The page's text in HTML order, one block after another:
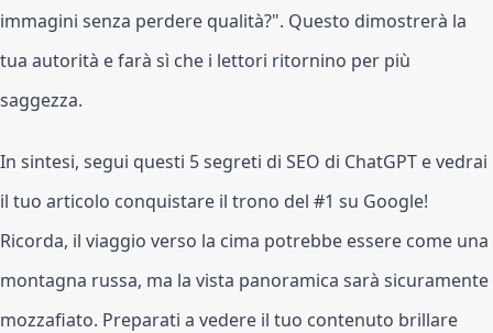
immagini senza perdere qualità?". Questo dimostrerà la
tua autorità e farà sì che i lettori ritornino per più
saggezza.
In sintesi, segui questi 5 segreti di SEO di ChatGPT e vedrai
il tuo articolo conquistare il trono del #1 su Google!
Ricorda, il viaggio verso la cima potrebbe essere come una
montagna russa, ma la vista panoramica sarà sicuramente
mozzafiato. Preparati a vedere il tuo contenuto brillare